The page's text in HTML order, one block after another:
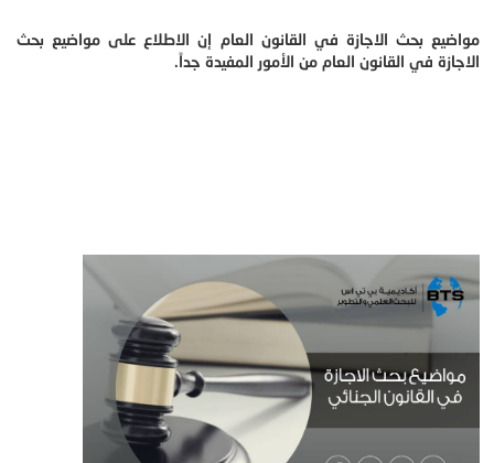
مواضيع بحث الاجازة في القانون العام إن الاطلاع على مواضيع بحث
الاجازة في القانون العام من الأمور المفيدة جداً.